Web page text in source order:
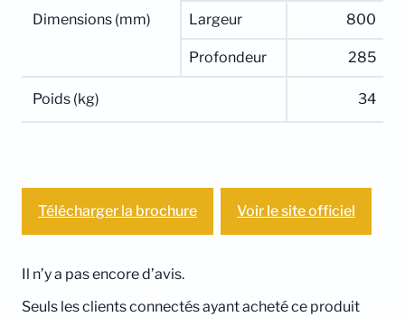
Dimensions (mm) Largeur 800
Profondeur 285
Poids (kg) 34
Télécharger la brochure Voir le site officiel
Il n’y a pas encore d’avis.
Seuls les clients connectés ayant acheté ce produit